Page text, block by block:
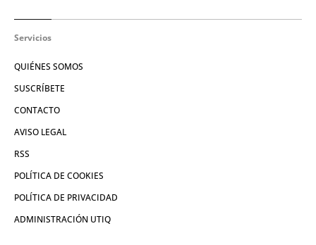
Servicios
QUIÉNES SOMOS
SUSCRÍBETE
CONTACTO
AVISO LEGAL
RSS
POLÍTICA DE COOKIES
POLÍTICA DE PRIVACIDAD
ADMINISTRACIÓN UTIQ